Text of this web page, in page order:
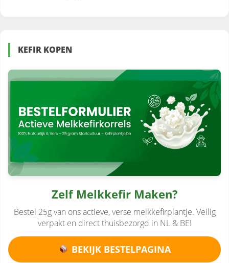
KEFIR KOPEN
Zelf Melkkefir Maken?
Bestel 25g van ons actieve, verse melkkefirplantje. Veilig
verpakt en direct thuisbezorgd in NL & BE!
BEKIJK BESTELPAGINA